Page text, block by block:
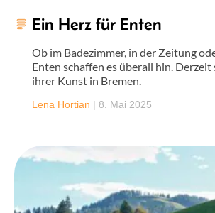
Ein Herz für Enten
Ob im Badezimmer, in der Zeitung
Enten schaffen es überall hin. Derzeit
ihrer Kunst in Bremen.
Lena Hortian | 8. Mai 2025